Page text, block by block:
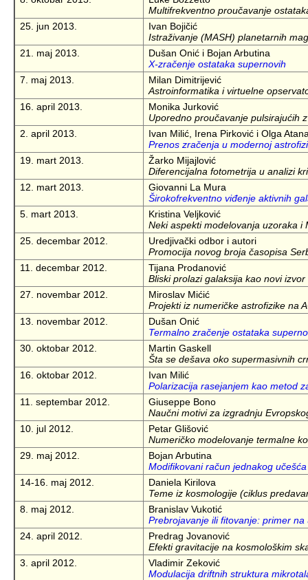
Multifrekventno proučavanje
25. jun 2013.
Ivan Bojičić
Istraživanje (MASH) planetarnih
21. maj 2013.
Dušan Onić i Bojan Arbutina
X-zračenje ostataka supernovih
7. maj 2013.
Milan Dimitrijević
Astroinformatika i virtuelne
16. april 2013.
Monika Jurković
Uporedno proučavanje pulsirajućih
2. april 2013.
Ivan Milić, Irena Pirković i Olga
Prenos zračenja u modernoj
19. mart 2013.
Žarko Mijajlović
Diferencijalna fotometrija u analizi
12. mart 2013.
Giovanni La Mura
Širokofrekventno viđenje aktivnih
5. mart 2013.
Kristina Veljković
Neki aspekti modelovanja uzoraka i
25. decembar 2012.
Uredjivački odbor i autori
Promocija novog broja časopisa
11. decembar 2012.
Tijana Prodanović
Bliski prolazi galaksija kao novi
27. novembar 2012.
Miroslav Mićić
Projekti iz numeričke astrofizike na
13. novembar 2012.
Dušan Onić
Termalno zračenje ostataka
30. oktobar 2012.
Martin Gaskell
Šta se dešava oko supermasivnih
16. oktobar 2012.
Ivan Milić
Polarizacija rasejanjem kao metod
11. septembar 2012.
Giuseppe Bono
Naučni motivi za izgradnju
10. jul 2012.
Petar Glišović
Numeričko modelovanje termalne
29. maj 2012.
Bojan Arbutina
Modifikovani račun jednakog
14-16. maj 2012.
Daniela Kirilova
Teme iz kosmologije (ciklus
8. maj 2012.
Branislav Vukotić
Prebrojavanje ili fitovanje: primer
24. april 2012.
Predrag Jovanović
Efekti gravitacije na kosmološkim
3. april 2012.
Vladimir Zeković
Modulacija driftnih struktura